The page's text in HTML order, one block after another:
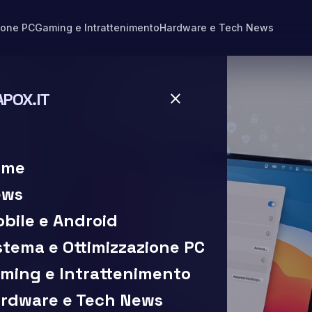
PCGaming e IntrattenimentoHardware e Tech News
close
e Android
e Ottimizzazione PC
e Intrattenimento
e Tech News